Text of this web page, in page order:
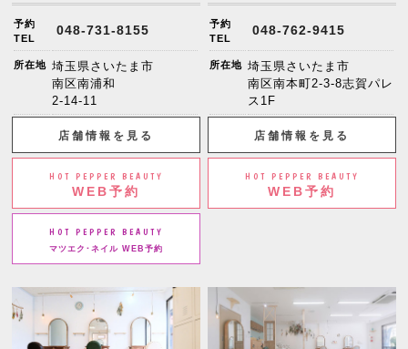
予約
TEL
048-731-8155
所在地 埼玉県さいたま市
南区南浦和
2-14-11
店舗情報を見る
HOT PEPPER BEAUTY
WEB予約
HOT PEPPER BEAUTY
マツエク･ネイル WEB予約
予約
TEL
048-762-9415
所在地 埼玉県さいたま市
南区南本町2-3-8志賀パレ
ス1F
店舗情報を見る
HOT PEPPER BEAUTY
WEB予約